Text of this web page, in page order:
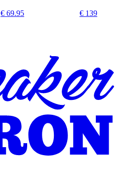
€ 69.95 € 139